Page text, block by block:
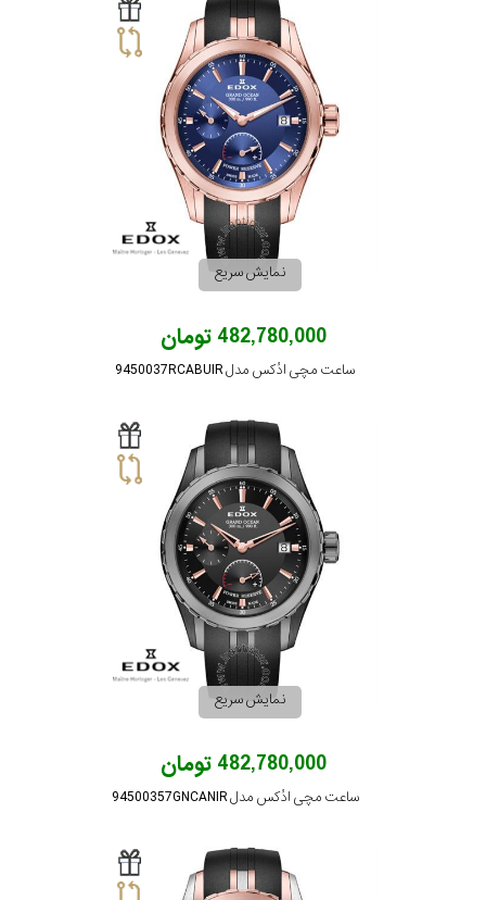
نمایش سریع
482,780,000 تومان
ساعت مچی ادُکس مدل 9450037RCABUIR
نمایش سریع
482,780,000 تومان
ساعت مچی ادُکس مدل 94500357GNCANIR